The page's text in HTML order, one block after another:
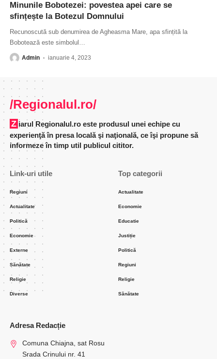
Minunile Bobotezei: povestea apei care se
sfințește la Botezul Domnului
Recunoscută sub denumirea de Agheasma Mare, apa sfințită la
Bobotează este simbolul …
Admin ianuarie 4, 2023
/Regionalul.ro/
Ziarul Regionalul.ro este produsul unei echipe cu
experienţă în presa locală şi naţională, ce îşi propune să
informeze în timp util publicul cititor.
Link-uri utile
Regiuni
Actualitate
Politică
Economie
Externe
Sănătate
Religie
Diverse
Top categorii
Actualitate
Economie
Educatie
Justiție
Politică
Regiuni
Religie
Sănătate
Adresa Redacție
Comuna Chiajna, sat Rosu
Srada Crinului nr. 41